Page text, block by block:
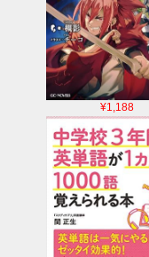
¥1,188